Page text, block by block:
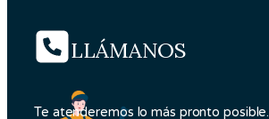
LLÁMANOS
Te atenderemos lo más pronto posible.